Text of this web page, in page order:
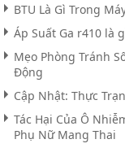
BTU Là Gì Trong
Áp Suất Ga r410 là
Mẹo Phòng Tránh
Động
Cập Nhật: Thực
Tác Hại Của Ô
Phụ Nữ Mang Thai